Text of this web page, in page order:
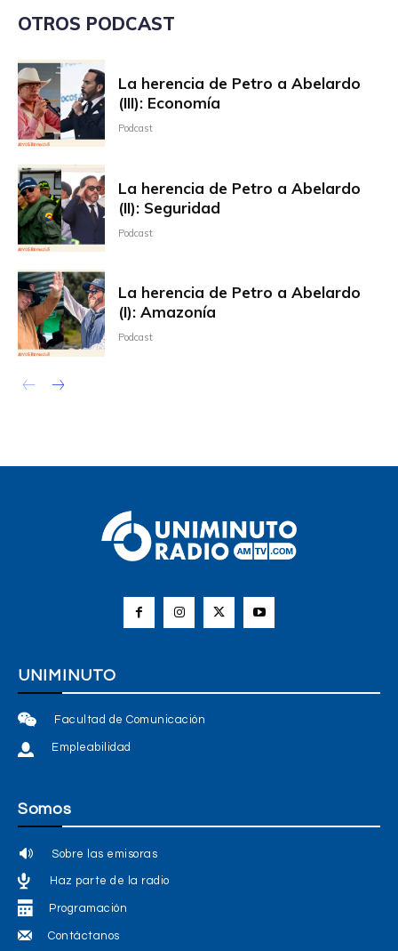
OTROS PODCAST
La herencia de Petro a Abelardo
(III): Economía
Podcast
La herencia de Petro a Abelardo
(II): Seguridad
Podcast
La herencia de Petro a Abelardo
(I): Amazonía
Podcast
UNIMINUTO
Facultad de Comunicación
Empleabilidad
Somos
Sobre las emisoras
Haz parte de la radio
Programación
Contáctanos